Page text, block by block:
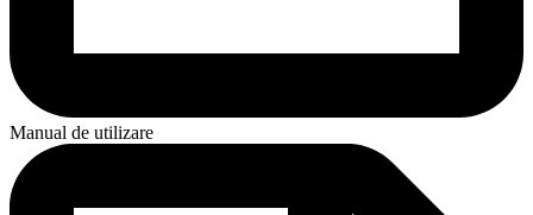
Manual de utilizare